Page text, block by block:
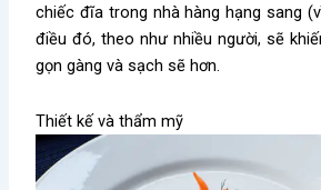
chiếc đĩa trong nhà hàng hạng sang
điều đó, theo như nhiều người, sẽ
gọn gàng và sạch sẽ hơn.
Thiết kế và thẩm mỹ